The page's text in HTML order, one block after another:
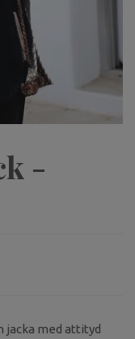
-
jacka med attityd